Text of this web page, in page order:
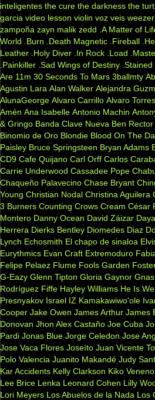
inteligentes the cure the darkness the
garcia video lesson violin voz veis weezer
zampoña zayn malik zedd .A Matter of
World
.Burn .Death Magnetic .Fireball
Leather .Holy Diver .In Rock .Load
.Painkiller .Sad Wings of Destiny
Are 11m 30 Seconds To Mars 3ballmty
Agustin Lara Alan Walker Alejandra
AlunaGeorge Alvaro Carrillo Alvaro Torres
Amén Ana Isabelle Antonio Machin
& Gringo Banda Clave Nueva Ben Rector
Binomio de Oro Blondie Blood On The
Paisley Bruce Springsteen Bryan Adams
CD9 Cafe Quijano Carl Orff Carlos
Carrie Underwood Cassadee Pope
Chaqueño Palavecino Chase Bryant
Young Christian Nodal Christina Aguilera
3 Burners Counting Crows Cream César
Montero Danny Ocean David Záizar Daya
Herrera Dierks Bentley Diomedes Diaz
Lynch Echosmith El chapo de sinaloa
Eurythmics Evan Craft Extremoduro
Felipe Pelaez Flume Fools Garden
G-Eazy Glenn Tipton Gloria Gaynor
Rodríguez Fiffe Hayley Williams He Is We
Presnyakov Israel IZ Kamakawiwo'ole
Cooper Jake Owen James Arthur James
Donovan Jhon Alex Castaño Joe Cuba
Pardi Jonas Blue Jorge Celedon Jose
Jose Vaca Flores Joseíto Juan Vicente
Polo Valencia Juanito Makandé Judy
Kar Accidents Kelly Clarkson Kiko Veneno
Lee Brice Lenka Leonard Cohen Lilly
Lori Meyers Los Abuelos de la Nada Los